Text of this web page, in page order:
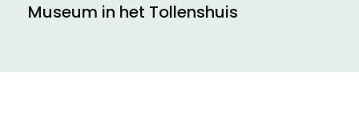
Museum in het Tollenshuis